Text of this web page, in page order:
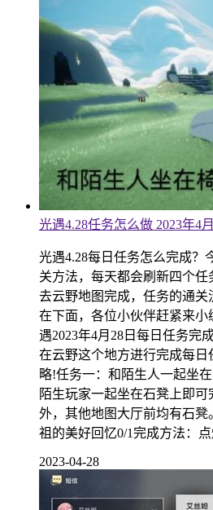
光遇4.28任务怎么做 2023年4
光遇4.28每日任务怎么完成？
关方法，每天都会刷新四个
去云野地图完成，任务的通
在下面，各位小伙伴赶紧来
遇2023年4月28日每日任务完
在云野这个地方进行完成每
略!任务一：和陌生人一起坐
陌生玩家一起坐在石凳上即
外，其他地图大厅前均有石
祖的美好回忆0/1完成方法：
2023-04-28